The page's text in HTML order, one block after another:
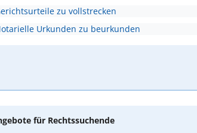
zu vollstrecken
Urkunden zu beurkunden
für Rechtssuchende